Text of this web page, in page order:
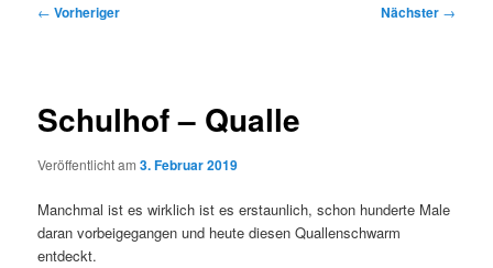
Beitragsnavigation
← Vorheriger Nächster →
Schulhof – Qualle
Veröffentlicht am3. Februar 2019
Manchmal ist es wirklich ist es erstaunlich, schon hunderte Male
daran vorbeigegangen und heute diesen Quallenschwarm
entdeckt.